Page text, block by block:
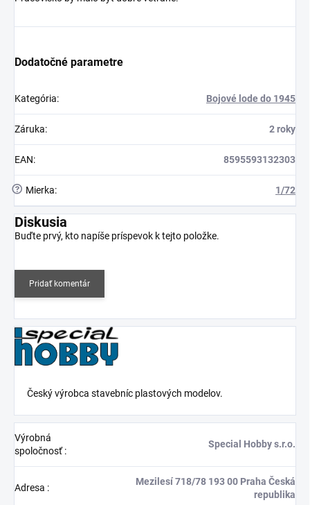
Dodatočné parametre
Kategória: Bojové lode do 1945
Záruka: 2 roky
EAN: 8595593132303
? Mierka: 1/72
Diskusia
Buďte prvý, kto napíše príspevok k tejto položke.
Pridať komentár
Český výrobca stavebníc plastových modelov.
Výrobná
spoločnosť:
Special Hobby s.r.o.
Adresa :
Mezilesí 718/78 193 00 Praha Česká
republika